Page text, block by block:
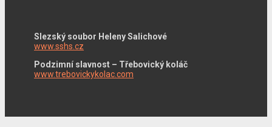
Slezský soubor Heleny Salichové
www.sshs.cz
Podzimní slavnost – Třebovický koláč
www.trebovickykolac.com